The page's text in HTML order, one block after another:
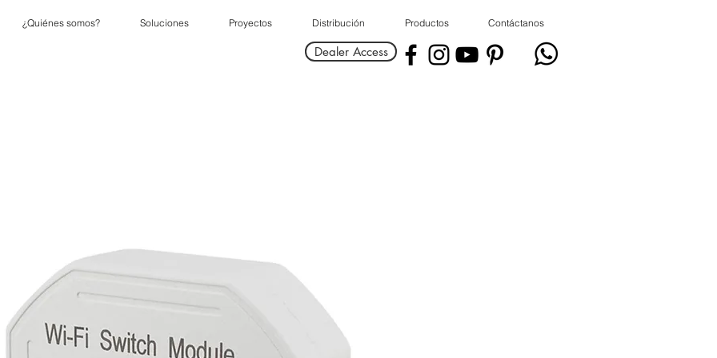
¿Quiénes somos? Soluciones Proyectos Distribución Productos Contáctanos
Dealer Access